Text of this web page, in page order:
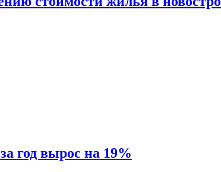
год вырос на 19%